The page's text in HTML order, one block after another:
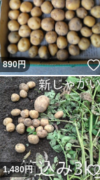
890円
1,480円